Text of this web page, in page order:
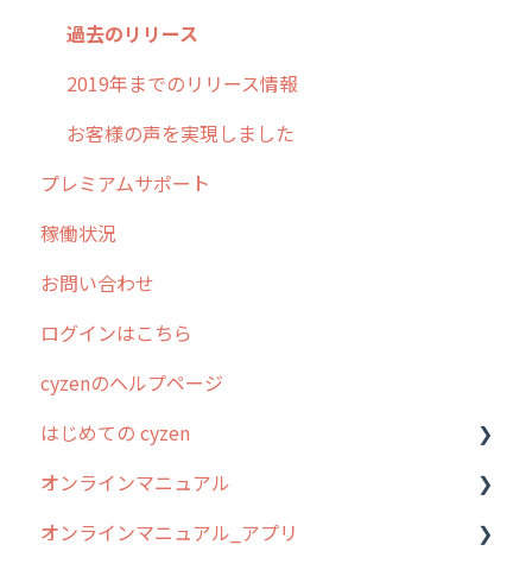
過去のリリース
2019年までのリリース情報
お客様の声を実現しました
プレミアムサポート
稼働状況
お問い合わせ
ログインはこちら
cyzenのヘルプページ
はじめての cyzen
0. はじめてのcyzenの使い方
1. cyzenについて知ろう
オンラインマニュアル
管理サイトの使い始め
オンラインマニュアル_アプリ